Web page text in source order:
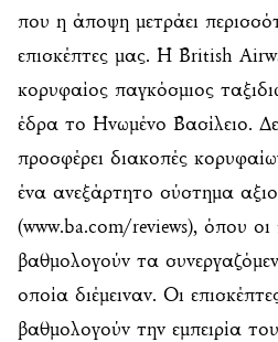
που η άποψη μετράει
επισκέπτες μας. Η British
κορυφαίος παγκόσμιος
έδρα το Ηνωμένο Βασίλειο.
προσφέρει διακοπές
ένα ανεξάρτητο σύστημα
(www.ba.com/reviews), όπου οι
βαθμολογούν τα
οποία διέμειναν. Οι
βαθμολογούν την εμπειρία